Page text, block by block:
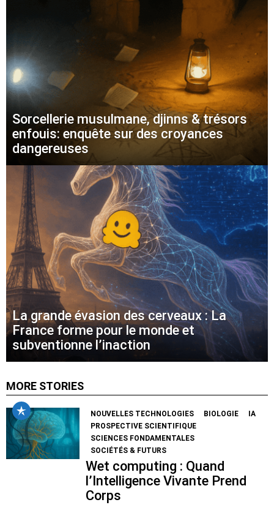
Sorcellerie musulmane, djinns & trésors
enfouis: enquête sur des croyances
dangereuses
La grande évasion des cerveaux : La
France forme pour le monde et
subventionne l’inaction
MORE STORIES
NOUVELLES TECHNOLOGIES BIOLOGIE
IA
PROSPECTIVE SCIENTIFIQUE
SCIENCES FONDAMENTALES
SOCIÉTÉS & FUTURS
Wet computing : Quand
l’Intelligence Vivante Prend
Corps